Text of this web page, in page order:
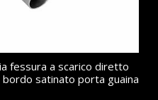
fessura a scarico diretto
satinato porta guaina